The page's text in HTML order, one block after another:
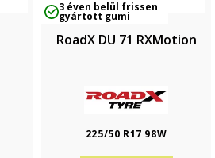
3 éven belül frissen
gyártott gumi
RoadX DU 71 RXMotion
225/50 R17 98W